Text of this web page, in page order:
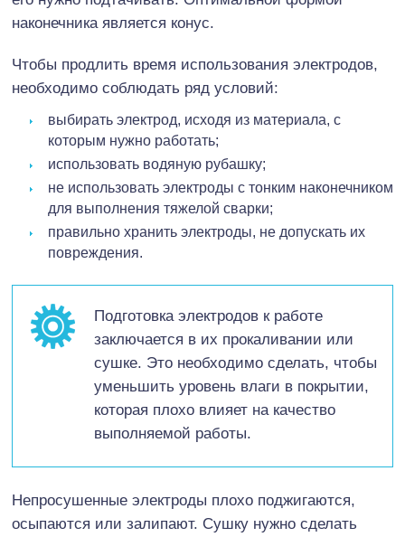
наконечника является конус.
Чтобы продлить время использования электродов,
необходимо соблюдать ряд условий:
выбирать электрод, исходя из материала, с
которым нужно работать;
использовать водяную рубашку;
не использовать электроды с тонким наконечником
для выполнения тяжелой сварки;
правильно хранить электроды, не допускать их
повреждения.
Подготовка электродов к работе
заключается в их прокаливании или
сушке. Это необходимо сделать, чтобы
уменьшить уровень влаги в покрытии,
которая плохо влияет на качество
выполняемой работы.
Непросушенные электроды плохо поджигаются,
осыпаются или залипают. Сушку нужно сделать